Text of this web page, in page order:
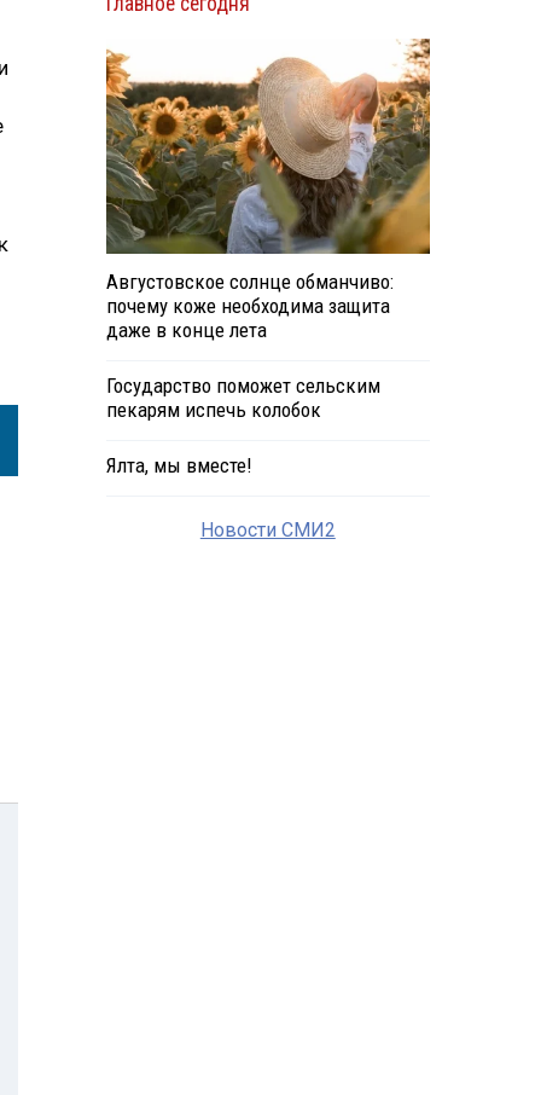
Августовское солнце обманчиво:
почему коже необходима защита
даже в конце лета
Государство поможет сельским
пекарям испечь колобок
Ялта, мы вместе!
Новости СМИ2